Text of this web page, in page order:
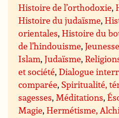
Histoire de l’orthodoxie,
Histoire du judaïsme,
orientales,Histoire du
de l’hindouisme,Jeunesse
Islam,Judaïsme,
et société,Dialogue
comparée, Spiritualité,
sagesses, Méditations,
Magie,Hermétisme,